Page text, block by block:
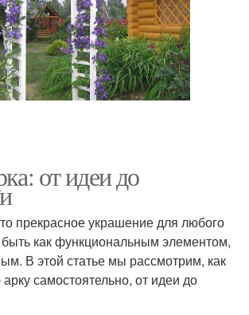
от идеи до
прекрасное украшение для любого
как функциональным элементом,
В этой статье мы рассмотрим, как
самостоятельно, от идеи до